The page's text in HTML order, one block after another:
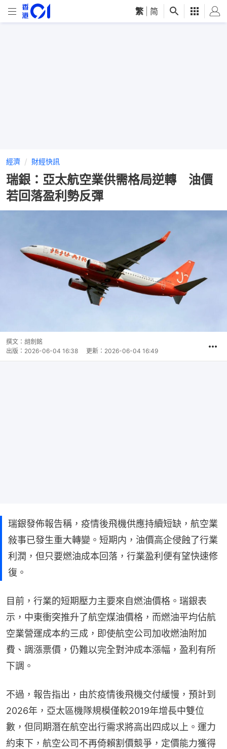
繁 简
經濟 財經快訊
瑞銀：亞太航空業供需格局逆轉 油價
若回落盈利勢反彈
撰文： 胡劍銘
出版： 2026-06-04 16:38 更新： 2026-06-04 16:49
瑞銀發佈報告稱，疫情後飛機供應持續短缺，航空業
敍事已發生重大轉變。短期内，油價高企侵蝕了行業
利潤，但只要燃油成本回落，行業盈利便有望快速修
復。
目前，行業的短期壓力主要來自燃油價格。瑞銀表
示，中東衝突推升了航空煤油價格，而燃油平均佔航
空業營運成本約三成，即使航空公司加收燃油附加
費、調漲票價，仍難以完全對沖成本漲幅，盈利有所
下調。
不過，報告指出，由於疫情後飛機交付緩慢，預計到
2026年，亞太區機隊規模僅較2019年增長中雙位
數，但同期潛在航空出行需求將高出四成以上。運力
約束下，航空公司不再倚賴割價競爭，定價能力獲得